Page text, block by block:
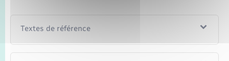
Textes de référence